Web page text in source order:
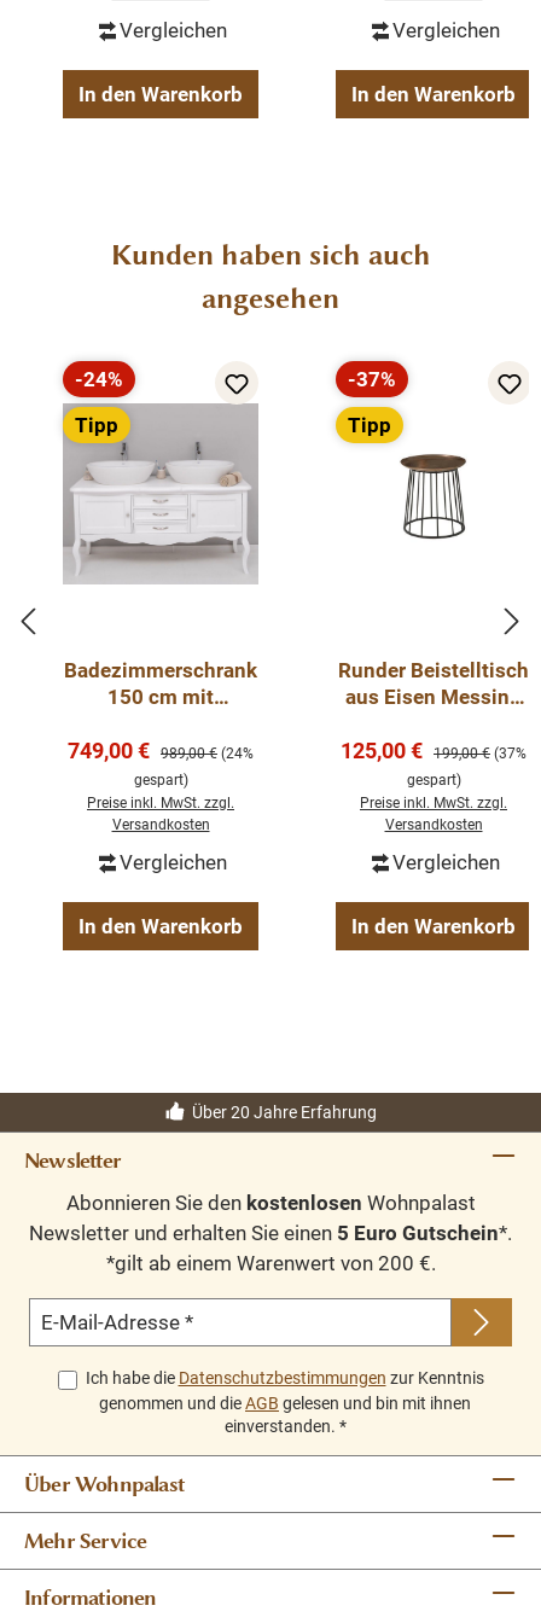
Vergleichen
In den Warenkorb
Vergleichen
In den Warenkorb
Produktgalerie überspringen
Kunden haben sich auch
angesehen
Rabatt
-24%
Tipp
Badezimmerschrank
150 cm mit
Beinen für 2
Waschbecken -
Badezimmermöbel
Verkaufspreis:
749,00 € Regulärer Preis:
989,00 € (24%
gespart)
Preise inkl. MwSt. zzgl.
Versandkosten
Vergleichen
In den Warenkorb
Rabatt
-37%
Tipp
Runder Beistelltisch
aus Eisen Messing
Verkaufspreis:
125,00 € Regulärer Preis:
199,00 € (37%
gespart)
Preise inkl. MwSt. zzgl.
Versandkosten
Vergleichen
In den Warenkorb
Über 20 Jahre Erfahrung
Newsletter
Abonnieren Sie den kostenlosen Wohnpalast
Newsletter und erhalten Sie einen 5 Euro Gutschein*.
*gilt ab einem Warenwert von 200 €.
E-Mail-Adresse *
Ich habe die Datenschutzbestimmungen zur Kenntnis
genommen und dieAGB gelesen und bin mit ihnen
einverstanden. *
Über Wohnpalast
Mehr Service
Informationen